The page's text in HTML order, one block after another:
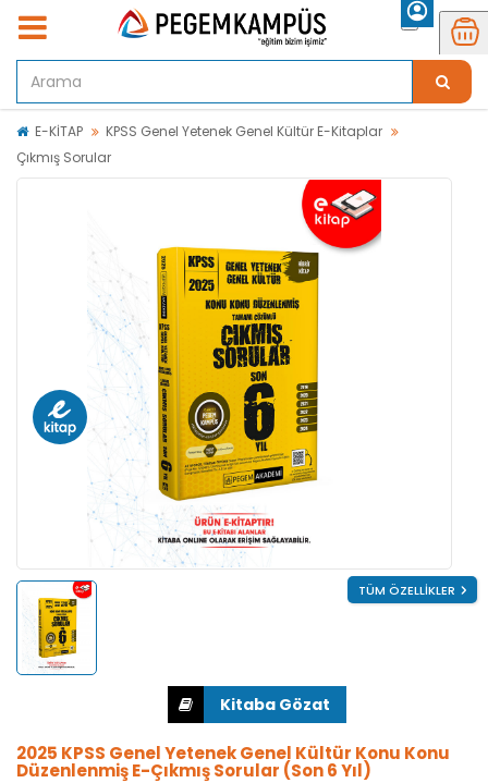
E-KİTAP
KPSS Genel Yetenek Genel Kültür E-Kitaplar
Çıkmış Sorular
TÜM ÖZELLİKLER
2025 KPSS Genel Yetenek Genel Kültür Konu Konu
Düzenlenmiş E-Çıkmış Sorular (Son 6 Yıl)